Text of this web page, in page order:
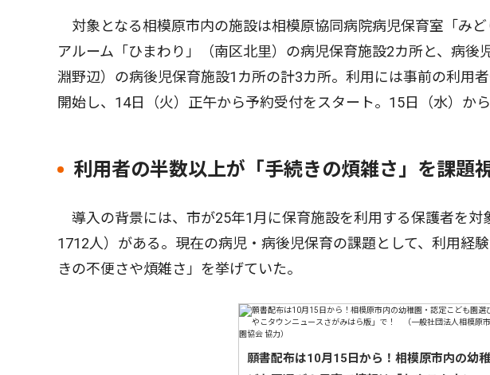
対象となる相模原市内の施設は相模原協同病院病児保育室「み
アルーム「ひまわり」（南区北里）の病児保育施設2カ所と、病後
淵野辺）の病後児保育施設1カ所の計3カ所。利用には事前の利用
開始し、14日（火）正午から予約受付をスタート。15日（水）か
利用者の半数以上が「手続きの煩雑さ」を課題
導入の背景には、市が25年1月に保育施設を利用する保護者を対
1712人）がある。現在の病児・病後児保育の課題として、利用経
きの不便さや煩雑さ」を挙げていた。
願書配布は10月15日から！相模原市内の幼